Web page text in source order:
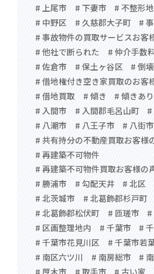
# 上尾市
# 下妻市 # 不整形地
# 中野区
# 久慈郡大子町
#
# 事故物件の買取サービスお客
# 他社で断られた
# 仲介手数
# 佐倉市
# 保土ヶ谷区
# 倒壊
# 借地権付き空き家買取のお客
# 借地買取
# 傾き # 傾きあり
# 入間市
# 入間郡毛呂山町
#
# 八潮市
# 八王子市 # 八街市
# 共有持分の不動産買取お客様
# 再建築不可物件
# 再建築不可物件買取お客様の
# 勝浦市
# 勾配天井 # 北区
# 北茨城市
# 北葛飾郡杉戸町
# 北葛飾郡松伏町
# 匝瑳市
#
# 区画整理地内
# 千葉市
#
# 千葉市花見川区
# 千葉市若
# 南区六ツ川
# 南房総市 #